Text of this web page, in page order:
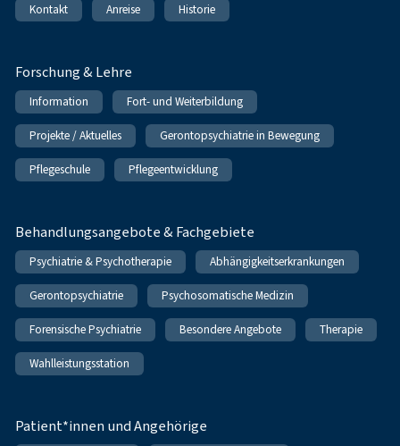
Kontakt Anreise Historie
Forschung & Lehre
Information Fort- und Weiterbildung
Projekte / Aktuelles Gerontopsychiatrie in Bewegung
Pflegeschule Pflegeentwicklung
Behandlungsangebote & Fachgebiete
Psychiatrie & Psychotherapie Abhängigkeitserkrankungen
Gerontopsychiatrie Psychosomatische Medizin
Forensische Psychiatrie Besondere Angebote Therapie
Wahlleistungsstation
Patient*innen und Angehörige